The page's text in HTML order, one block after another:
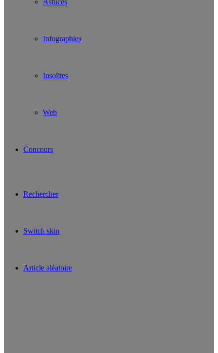
Astuces
Infographies
Insolites
Web
Concours
Rechercher
Switch skin
Article aléatoire